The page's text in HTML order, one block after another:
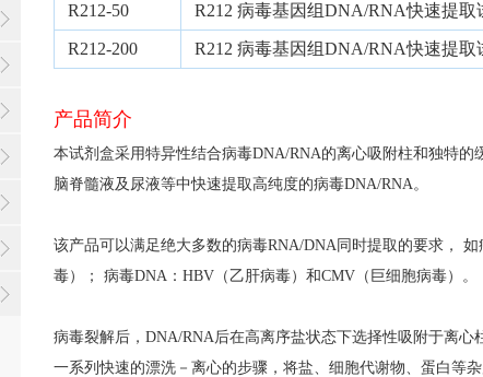
R212-50 R212 病毒基因组DNA/RNA快速提
R212-200 R212 病毒基因组DNA/RNA快速提
产品简介
本试剂盒采用特异性结合病毒DNA/RNA的离心吸附柱和独特
脑脊髓液及尿液等中快速提取高纯度的病毒DNA/RNA。
该产品可以满足绝大多数的病毒RNA/DNA同时提取的要求，
毒）； 病毒DNA：HBV（乙肝病毒）和CMV（巨细胞病毒）。
病毒裂解后，DNA/RNA后在高离序盐状态下选择性吸附于离
一系列快速的漂洗－离心的步骤，将盐、细胞代谢物、蛋白等